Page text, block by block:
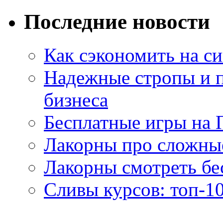
Последние новости
Как сэкономить на
Надежные стропы и
бизнеса
Бесплатные игры на
Лакорны про
Лакорны смотреть
Сливы курсов: топ-